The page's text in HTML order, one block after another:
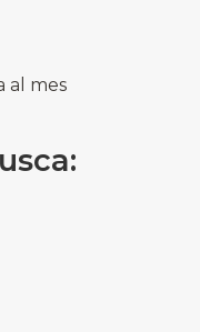
al mes